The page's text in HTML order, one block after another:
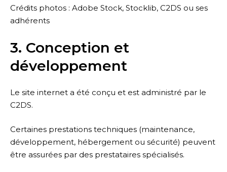
Crédits photos : Adobe Stock, Stocklib, C2DS ou ses
adhérents
3. Conception et
développement
Le site internet a été conçu et est administré par le
C2DS.
Certaines prestations techniques (maintenance,
développement, hébergement ou sécurité) peuvent
être assurées par des prestataires spécialisés.